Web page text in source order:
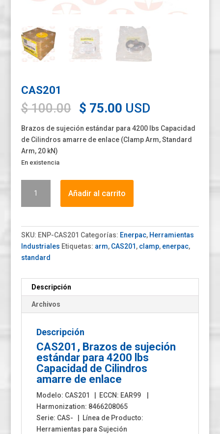
CAS201
$100.00 Original
price
was:
$ 100.00.
$ 75.00Current
is:
$ 75.00.
USD
Brazos de sujeción estándar para 4200 lbs Capacidad
de Cilindros amarre de enlace (Clamp Arm, Standard
Arm, 20 kN)
En existencia
cantidad
Añadir al carrito
SKU: ENP-CAS201 Categorías: Enerpac, Herramientas
Industriales Etiquetas: arm, CAS201 , clamp, enerpac,
standard
Descripción
Archivos
Descripción
CAS201, Brazos de sujeción
estándar para 4200 lbs
Capacidad de Cilindros
amarre de enlace
Modelo: CAS201 | ECCN: EAR99 |
Harmonization: 8466208065
Serie: CAS- | Línea de Producto:
Herramientas para Sujeción